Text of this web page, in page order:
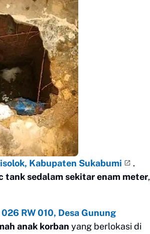
Kabupaten Sukabumi
.
tank sedalam sekitar enam meter,
RW 010, Desa Gunung
anak korban yang berlokasi di